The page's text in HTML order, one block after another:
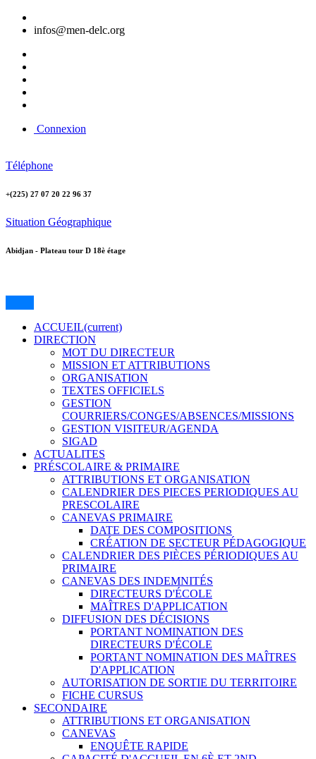
infos@men-delc.org
Connexion
Téléphone
+(225) 27 07 20 22 96 37
Situation Géographique
Abidjan - Plateau tour D 18è étage
ACCUEIL(current)
DIRECTION
MOT DU DIRECTEUR
MISSION ET ATTRIBUTIONS
ORGANISATION
TEXTES OFFICIELS
GESTION
COURRIERS/CONGES/ABSENCES/MISSIONS
GESTION VISITEUR/AGENDA
SIGAD
ACTUALITES
PRÉSCOLAIRE & PRIMAIRE
ATTRIBUTIONS ET ORGANISATION
CALENDRIER DES PIECES PERIODIQUES AU
PRESCOLAIRE
CANEVAS PRIMAIRE
DATE DES COMPOSITIONS
CRÉATION DE SECTEUR PÉDAGOGIQUE
CALENDRIER DES PIÈCES PÉRIODIQUES AU
PRIMAIRE
CANEVAS DES INDEMNITÉS
DIRECTEURS D'ÉCOLE
MAÎTRES D'APPLICATION
DIFFUSION DES DÉCISIONS
PORTANT NOMINATION DES
DIRECTEURS D'ÉCOLE
PORTANT NOMINATION DES MAÎTRES
D'APPLICATION
AUTORISATION DE SORTIE DU TERRITOIRE
FICHE CURSUS
SECONDAIRE
ATTRIBUTIONS ET ORGANISATION
CANEVAS
ENQUÊTE RAPIDE